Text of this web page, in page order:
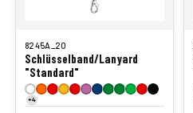
8245A_20
Schlüsselband/Lanyard
"Standard"
+4